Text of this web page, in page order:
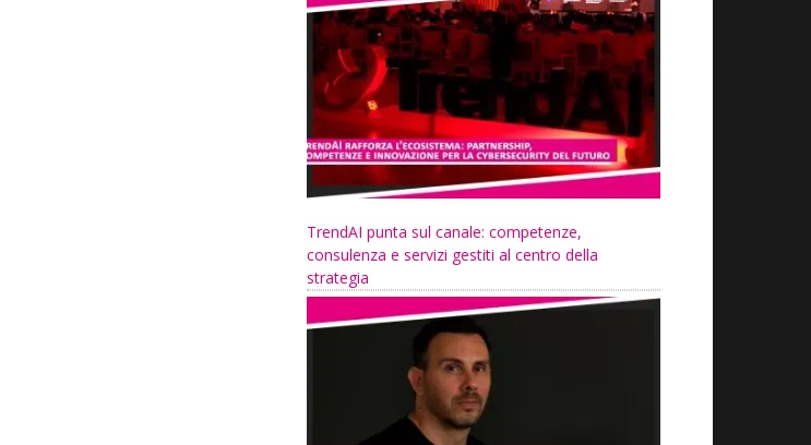
TrendAI punta sul canale: competenze,
consulenza e servizi gestiti al centro della
strategia